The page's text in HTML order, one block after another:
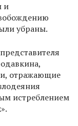
и
убраны.
отражающие
истреблением